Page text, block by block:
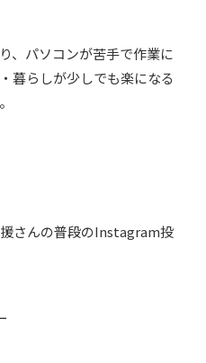
、パソコンが苦手で作業に
暮らしが少しでも楽になる
さんの普段のInstagram投